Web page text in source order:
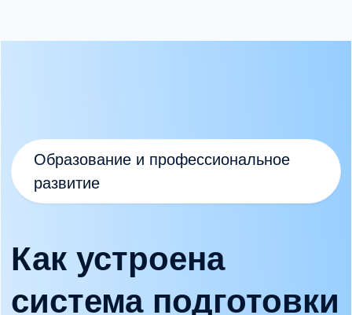
+7 (495) 108-04-63
Email
school@mhcenter.ru
Мессенджеры